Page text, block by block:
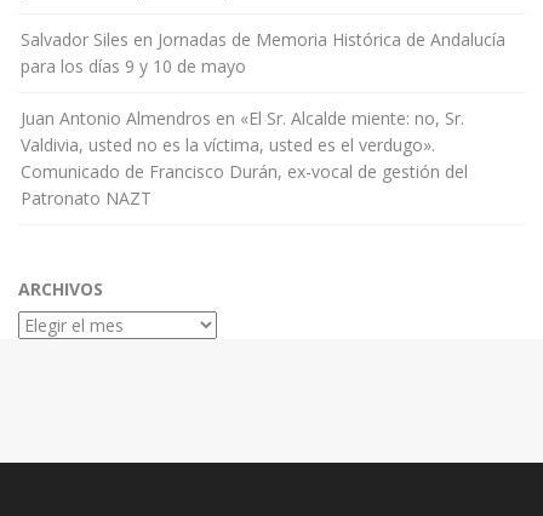
Salvador Siles en Jornadas de Memoria Histórica de Andalucía
para los días 9 y 10 de mayo
Juan Antonio Almendros en «El Sr. Alcalde miente: no, Sr.
Valdivia, usted no es la víctima, usted es el verdugo».
Comunicado de Francisco Durán, ex-vocal de gestión del
Patronato NAZT
ARCHIVOS
Archivos